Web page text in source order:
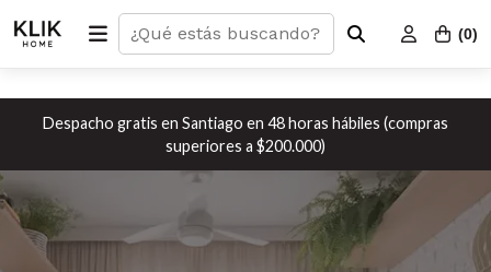
(0)
Despacho gratis en Santiago en 48 horas hábiles (compras
superiores a $200.000)